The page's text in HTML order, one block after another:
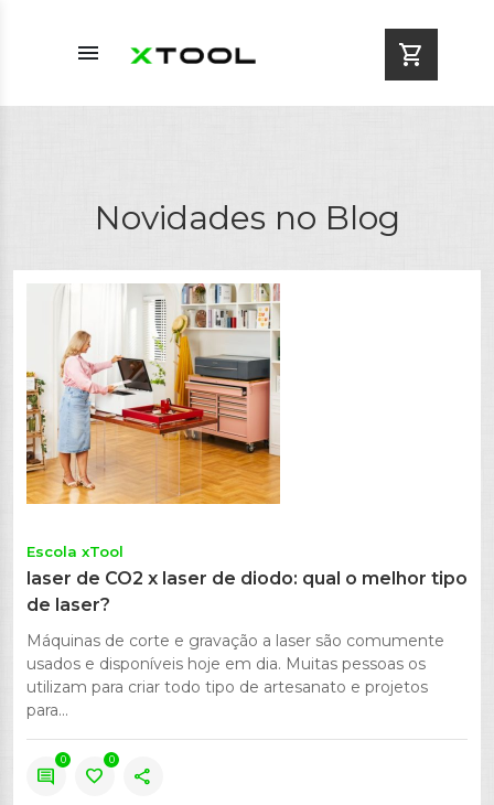
menu shopping_cart
Novidades no Blog
Escola xTool
laser de CO2 x laser de diodo: qual o melhor tipo
de laser?
Máquinas de corte e gravação a laser são comumente
usados ​​​​e disponíveis hoje em dia. Muitas pessoas os
utilizam para criar todo tipo de artesanato e projetos
para...
comment
0
favorite
0
share